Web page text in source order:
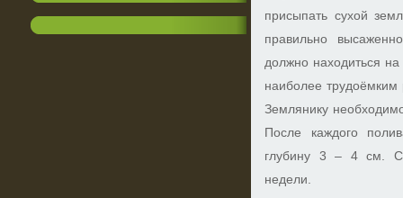
присыпать сухой
правильно
должно находиться
наиболее трудоёмким
Землянику
После каждого
глубину 3 – 4 см.
недели.